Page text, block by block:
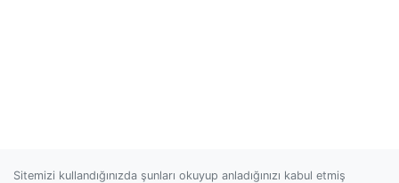
Sitemizi kullandığınızda şunları okuyup anladığınızı kabul etmiş